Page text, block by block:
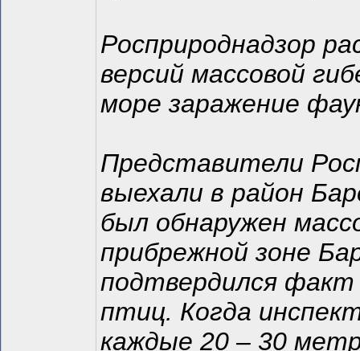
Росприроднадзор
версий массовой
море заражение
Представители
выехали в район
был обнаружен
прибрежной зоне
подтвердился
птиц. Когда
каждые 20 – 30